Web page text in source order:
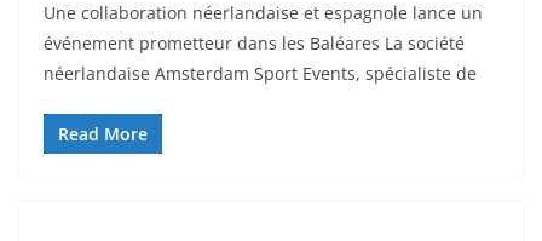
Une collaboration néerlandaise et espagnole lance un
événement prometteur dans les Baléares La société
néerlandaise Amsterdam Sport Events, spécialiste de
Read More